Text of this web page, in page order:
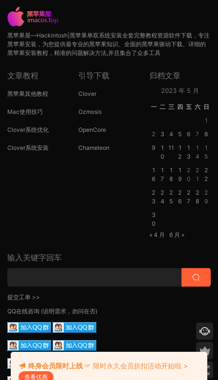
黑苹果屋—Hackintosh|黑苹果单双系统安装全套完整教程资源软件下载，专注
黑苹果安装，为您提供最专业的黑苹果知识、全面的黑苹果驱动下载、详细的
黑苹果安装教程，精准的问题解决方法,并且集合了众多工具
文章教程
黑苹果其他教程
Mac使用技巧
Clover系统优化
Clover系统安装
引导下载
Clover
Ozmosis
OpenCore
Chameleon
归档文章
2023 年 5 月
一 二 三 四 五 六 日
1
2
3 4 5 6 7
8
9
1
0
11
1
2
1
3
1
4
1
5
1
6
1
7
1
8
1
9
2
0
2
1
2
2
2
3
2
4
2
5
2
6
2
7
2
8
2
9
3
0
« 4 月
6 月 »
输入关键字回车
提交工单 >>
QQ在线咨询 (说明需求，勿问在否)
终身会员限时上线 ☞ 限时永久会员折扣活动开始啦 >
查看优惠